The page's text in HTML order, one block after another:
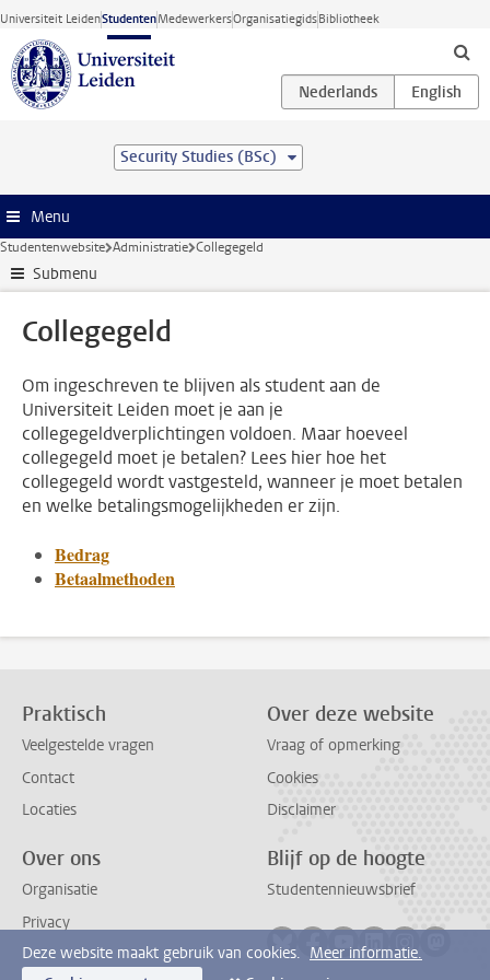
Ga direct naar de inhoud
Universiteit LeidenStudentenMedewerkersOrganisatiegidsBibliotheek
Security Studies (BSc)
Menu
Studentenwebsite Administratie Collegegeld
Submenu
Collegegeld
Om ingeschreven te blijven als student aan de
Universiteit Leiden moet je aan je
collegegeldverplichtingen voldoen. Maar hoeveel
collegegeld moet je betalen? Lees hier hoe het
collegegeld wordt vastgesteld, wanneer je moet betalen
en welke betalingsmogelijkheden er zijn.
Bedrag
Betaalmethoden
Praktisch
Veelgestelde vragen
Contact
Locaties
Over deze website
Vraag of opmerking
Cookies
Disclaimer
Over ons
Organisatie
Privacy
Blijf op de hoogte
Studentennieuwsbrief
Deze website maakt gebruik van cookies. Meer informatie.